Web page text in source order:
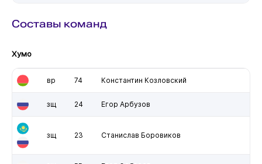
Составы команд
Хумо
вр 74 Константин Козловский
зщ 24 Егор Арбузов
зщ 23 Станислав Боровиков